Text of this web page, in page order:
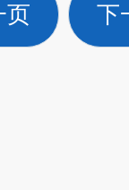
页 下